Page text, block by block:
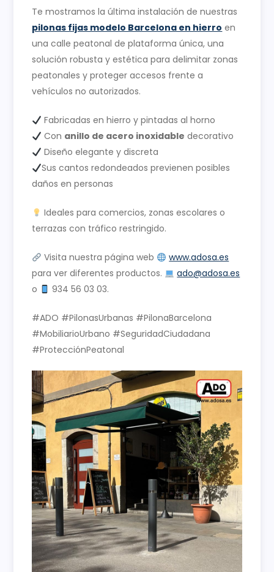
Te mostramos la última instalación de nuestras
pilonas fijas modelo Barcelona en hierro en
una calle peatonal de plataforma única, una
solución robusta y estética para delimitar zonas
peatonales y proteger accesos frente a
vehículos no autorizados.
Fabricadas en hierro y pintadas al horno
Con anillo de acero inoxidable decorativo
Diseño elegante y discreta
Sus cantos redondeados previenen posibles
daños en personas
Ideales para comercios, zonas escolares o
terrazas con tráfico restringido.
Visita nuestra página web
www.adosa.es
para ver diferentes productos.
ado@adosa.es
o
934 56 03 03.
#ADO #PilonasUrbanas #PilonaBarcelona
#MobiliarioUrbano #SeguridadCiudadana
#ProtecciónPeatonal